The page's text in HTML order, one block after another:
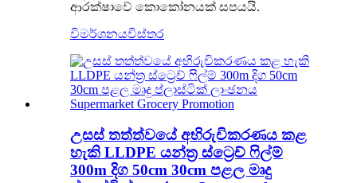
ආරක්ෂාවේ කොකෝනයක් සපයයි.
විමර්ශනයවිස්තර
උසස් තත්ත්වයේ අභිරුචිකරණය කළ
හැකි LLDPE යන්ත්‍ර ස්ට්‍රෙච් ෆිල්ම්
300m දිග ​​50cm 30cm පළල මෘදු